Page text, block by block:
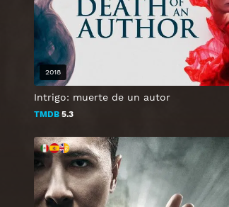
Intrigo: muerte de un autor
TMDB 5.3
2018